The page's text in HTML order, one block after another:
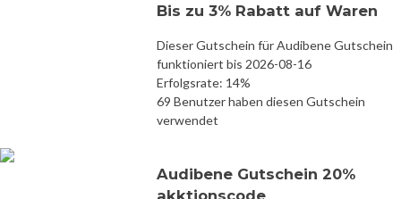
Bis zu 3% Rabatt auf Waren
Dieser Gutschein für Audibene Gutschein
funktioniert bis 2026-08-16
Erfolgsrate: 14%
69 Benutzer haben diesen Gutschein
verwendet
Audibene Gutschein 20%
akktionscode